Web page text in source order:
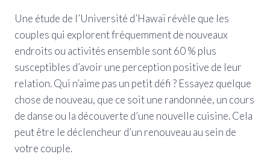
Une étude de l’Université d’Hawaï révèle que les
couples qui explorent fréquemment de nouveaux
endroits ou activités ensemble sont 60 % plus
susceptibles d’avoir une perception positive de leur
relation. Qui n’aime pas un petit défi ? Essayez quelque
chose de nouveau, que ce soit une randonnée, un cours
de danse ou la découverte d’une nouvelle cuisine. Cela
peut être le déclencheur d’un renouveau au sein de
votre couple.